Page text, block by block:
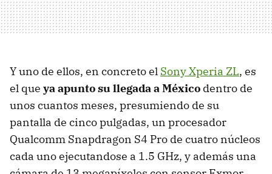
Y uno de ellos, en concreto el Sony Xperia ZL, es
el que ya apunto su llegada a México dentro de
unos cuantos meses, presumiendo de su
pantalla de cinco pulgadas, un procesador
Qualcomm Snapdragon S4 Pro de cuatro núcleos
cada uno ejecutandose a 1.5 GHz, y además una